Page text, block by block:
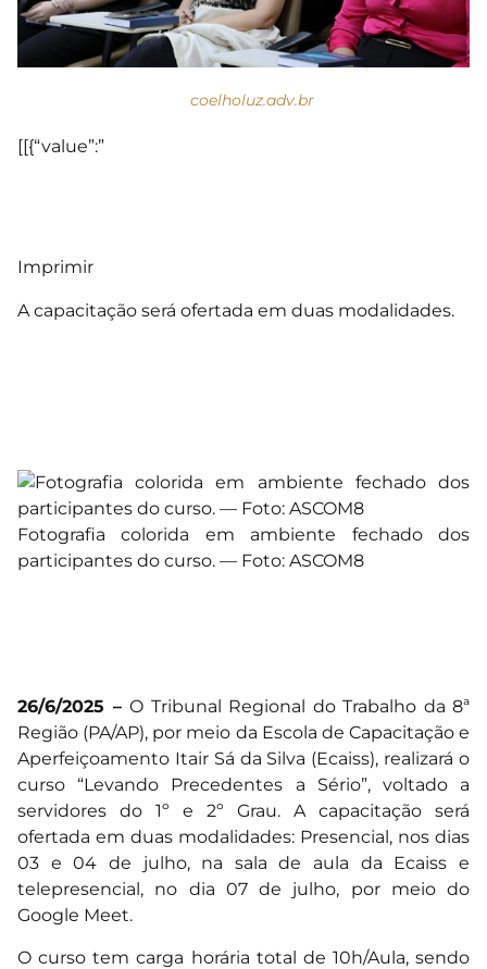
coelholuz.adv.br
[[{“value”:”
Imprimir
A capacitação será ofertada em duas modalidades.
Fotografia colorida em ambiente fechado dos
participantes do curso. — Foto: ASCOM8
26/6/2025 – O Tribunal Regional do Trabalho da 8ª
Região (PA/AP), por meio da Escola de Capacitação e
Aperfeiçoamento Itair Sá da Silva (Ecaiss), realizará o
curso “Levando Precedentes a Sério”, voltado a
servidores do 1º e 2º Grau. A capacitação será
ofertada em duas modalidades: Presencial, nos dias
03 e 04 de julho, na sala de aula da Ecaiss e
telepresencial, no dia 07 de julho, por meio do
Google Meet.
O curso tem carga horária total de 10h/Aula, sendo